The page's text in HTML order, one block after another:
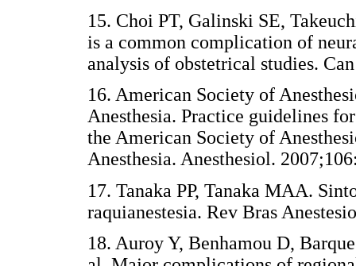
15. Choi PT, Galinski SE,
is a common complication of
analysis of obstetrical studies.
16. American Society of
Anesthesia. Practice guidelines
the American Society of
Anesthesia. Anesthesiol.
17. Tanaka PP, Tanaka MAA.
raquianestesia. Rev Bras
18. Auroy Y, Benhamou D,